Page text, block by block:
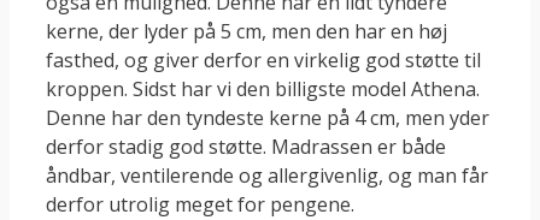
kerne, der lyder på 5 cm, men den har en høj
fasthed, og giver derfor en virkelig god støtte til
kroppen. Sidst har vi den billigste model Athena.
Denne har den tyndeste kerne på 4 cm, men yder
derfor stadig god støtte. Madrassen er både
åndbar, ventilerende og allergivenlig, og man får
derfor utrolig meget for pengene.